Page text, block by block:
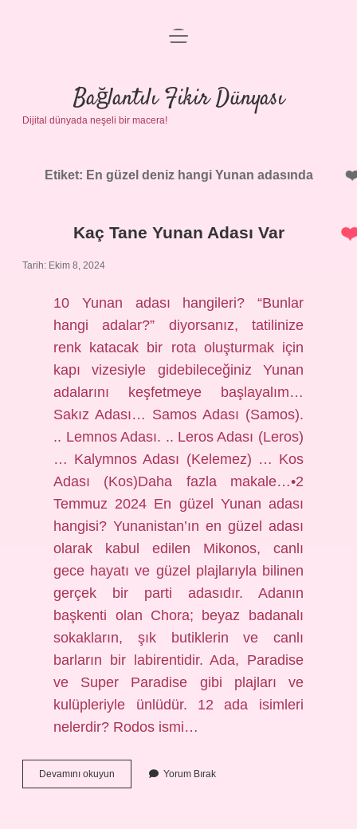
Anasayfa
Gizlilik Politikası
Yasal Uyarı
menüyü
Bağlantılı Fikir Dünyası
Dijital dünyada neşeli bir macera!
Etiket: En güzel deniz hangi Yunan adasında
Kaç Tane Yunan Adası Var
Tarih: Ekim 8, 2024
10 Yunan adası hangileri? “Bunlar
hangi adalar?” diyorsanız, tatilinize
renk katacak bir rota oluşturmak için
kapı vizesiyle gidebileceğiniz Yunan
adalarını keşfetmeye başlayalım…
Sakız Adası… Samos Adası (Samos).
.. Lemnos Adası. .. Leros Adası (Leros)
… Kalymnos Adası (Kelemez) … Kos
Adası (Kos)Daha fazla makale…•2
Temmuz 2024 En güzel Yunan adası
hangisi? Yunanistan’ın en güzel adası
olarak kabul edilen Mikonos, canlı
gece hayatı ve güzel plajlarıyla bilinen
gerçek bir parti adasıdır. Adanın
başkenti olan Chora; beyaz badanalı
sokakların, şık butiklerin ve canlı
barların bir labirentidir. Ada, Paradise
ve Super Paradise gibi plajları ve
kulüpleriyle ünlüdür. 12 ada isimleri
nelerdir? Rodos ismi…
Devamını okuyun
Tane
Yorum Bırak